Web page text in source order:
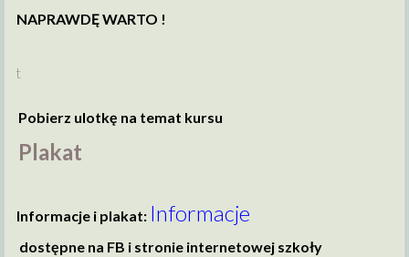
NAPRAWDĘ WARTO !
t
Pobierz ulotkę na temat kursu
Plakat
Informacje i plakat: Informacje
dostępne na FB i stronie internetowej szkoły